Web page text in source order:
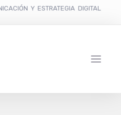
Y ESTRATEGIA DIGITAL